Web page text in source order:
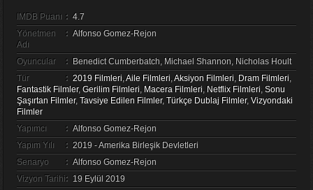
IMDB Puanı : 4.7
Yönetmen
Adı
: Alfonso Gomez-Rejon
Oyuncular : Benedict Cumberbatch, Michael Shannon, Nicholas Hoult
Tür
: 2019 Filmleri,Aile Filmleri,Aksiyon Filmleri, Dram Filmleri,
Fantastik Filmler, Gerilim Filmleri, Macera Filmleri, Netflix Filmleri, Sonu
Şaşırtan Filmler, Tavsiye Edilen Filmler, Türkçe Dublaj Filmler, Vizyondaki
Filmler
Yapımcı
: Alfonso Gomez-Rejon
Yapım Yılı
: 2019 - Amerika Birleşik Devletleri
Senaryo
: Alfonso Gomez-Rejon
Vizyon Tarihi: 19 Eylül 2019